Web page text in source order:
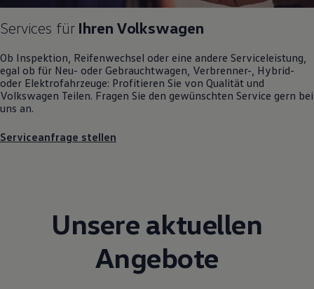
Besitzer und Service
myVolkswagen
Software Updates
Inspektion und HU/AU
Reparaturen und Checks
Motorenöl und Flüssigkeiten
Räder und Reifen
Volkswagen Teile
Zubehör
Wallbox und Ladekabel
Digitale Extras
Dienste für Ihr Modell finden
Volkswagen Apps, Login und Shop
Handy und Fahrzeug verbinden
Services für Ihren Volkswagen
Ob Inspektion, Reifenwechsel oder eine andere Serviceleistung,
egal ob für Neu- oder Gebrauchtwagen , Verbrenner-, Hybrid-
oder Elektrofahrzeuge: Profitieren Sie von Qualität und
Volkswagen Teilen. Fragen Sie den gewünschten Service gern bei
uns an.
Serviceanfrage stellen
Unsere aktuellen
Angebote